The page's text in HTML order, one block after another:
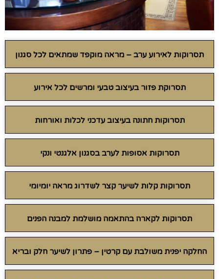
תסרוקות לאירוע ערב – מראה מוקפד שמתאים לכל סגנון
תסרוקת פזור בעיצוב טבעי ומרשים לכל אירוע
תסרוקות חתונה בעיצוב עדכני לכלות ואורחות
תסרוקות אסופות לערב בסגנון אלגנטי ונקי
תסרוקות קלות לשיער קצר לשדרוג מראה יומיומי
תסרוקות לקארה בהתאמה מושלמת למבנה הפנים
החלקה יפנית משולבת עם קרטין – פתרון לשיער חלק ובריא